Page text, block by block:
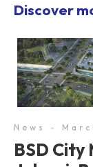
Discover
News -
BSD City